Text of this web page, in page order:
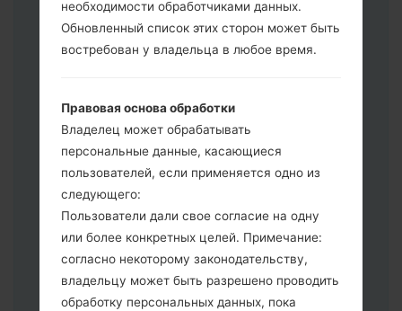
Operator"
Добавьте все файлы в программу Odin
3.
выберите CSC _ ***, в другом случае
выберите HOME_CSC _ *** для
сохранения Ваших данных.
Теперь выключите устройство и
войдите в "Download" режим. Все
методы как это сделать:
Нажмите и удерживайте клавиши:
питание, громкости и Bixbi.
Нажмите и удерживайте клавиши:
регулировки громкости. Подключив
необходимости обработчиками данных.
Обновленный список этих сторон может быть
востребован у владельца в любое время.
Правовая основа обработки
Владелец может обрабатывать
персональные данные, касающиеся
пользователей, если применяется одно из
следующего:
Пользователи дали свое согласие на одну
или более конкретных целей. Примечание:
согласно некоторому законодательству,
владельцу может быть разрешено проводить
обработку персональных данных, пока